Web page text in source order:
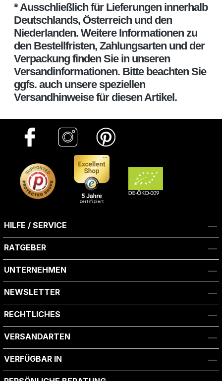
* Ausschließlich für Lieferungen innerhalb
Deutschlands, Österreich und den
Niederlanden. Weitere Informationen zu
den Bestellfristen, Zahlungsarten und der
Verpackung finden Sie in unseren
Versandinformationen. Bitte beachten Sie
ggfs. auch unsere speziellen
Versandhinweise für diesen Artikel.
HILFE / SERVICE
RATGEBER
UNTERNEHMEN
NEWSLETTER
RECHTLICHES
VERSANDARTEN
VERFÜGBAR IN